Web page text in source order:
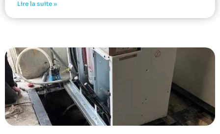
Lire la suite »